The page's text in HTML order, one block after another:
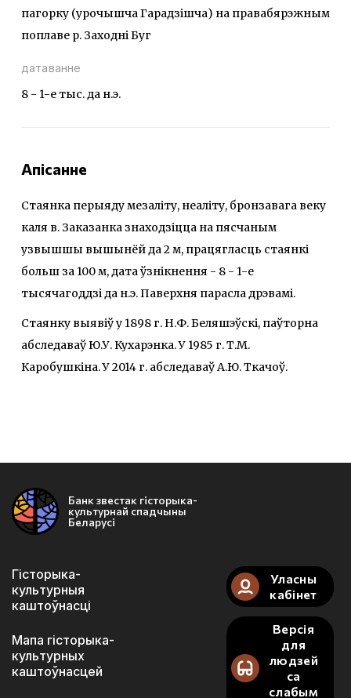
пагорку (урочышча Гарадзішча) на правабярэжным
поплаве р. Заходні Буг
датаванне
8 - 1-е тыс. да н.э.
Апісанне
Стаянка перыяду мезаліту, неаліту, бронзавага веку
каля в. Заказанка знаходзіцца на пясчаным
узвышшы вышынёй да 2 м, працягласць стаянкi
больш за 100 м, дата ўзнікнення - 8 - 1-е
тысячагоддзі да н.э. Паверхня парасла дрэвамі.
Стаянку выявіў у 1898 г. Н.Ф. Беляшэўскі, паўторна
абследаваў Ю.У. Кухарэнка. У 1985 г. Т.М.
Каробушкіна. У 2014 г. абследаваў А.Ю. Ткачоў.
Банк звестак гісторыка-
культурнай спадчыны
Беларусі
Гісторыка-
культурныя
каштоўнасці
Мапа гісторыка-
культурных
каштоўнасцей
Уласны
кабінет
Версія
для
людзей
са
слабым